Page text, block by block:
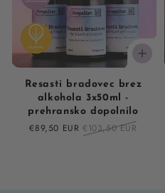
Resasti bradovec brez
alkohola 3x50ml -
prehransko dopolnilo
Sale
€89,50 EUR Regular
€103,50 EUR